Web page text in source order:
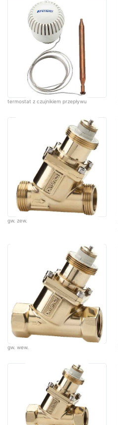
termostat z czujnikiem przepływu
gw. zew.
gw. wew.